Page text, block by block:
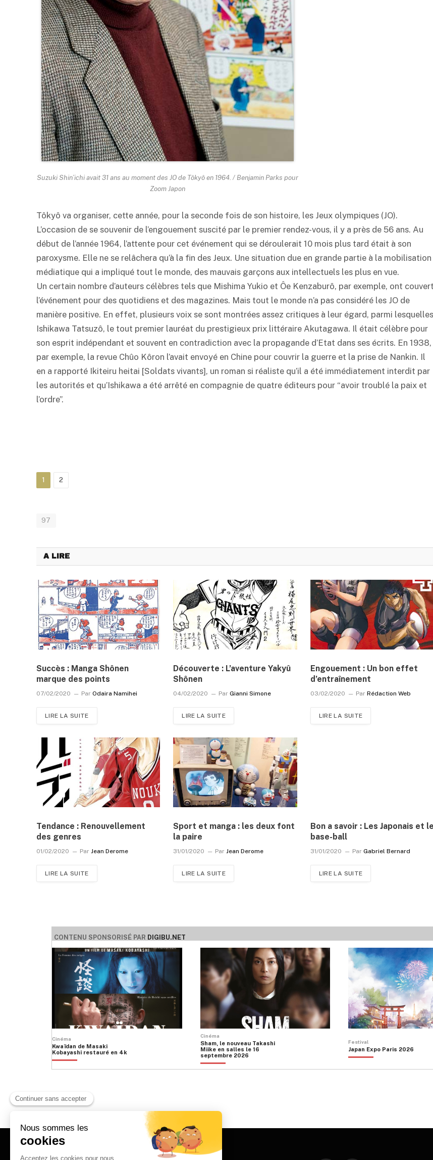
Suzuki Shin’ichi avait 31 ans au moment des JO de Tôkyô en 1964. / Benjamin Parks pour
Zoom Japon
Tôkyô va organiser, cette année, pour la seconde fois de son histoire, les Jeux olympiques (JO).
L’occasion de se souvenir de l’engouement suscité par le premier rendez-vous, il y a près de 56 ans. Au
début de l’année 1964, l’attente pour cet événement qui se déroulerait 10 mois plus tard était à son
paroxysme. Elle ne se relâchera qu’à la fin des Jeux. Une situation due en grande partie à la mobilisation
médiatique qui a impliqué tout le monde, des mauvais garçons aux intellectuels les plus en vue.
Un certain nombre d’auteurs célèbres tels que Mishima Yukio et Ôe Kenzaburô, par exemple, ont couvert
l’événement pour des quotidiens et des magazines. Mais tout le monde n’a pas considéré les JO de
manière positive. En effet, plusieurs voix se sont montrées assez critiques à leur égard, parmi lesquelles
Ishikawa Tatsuzô, le tout premier lauréat du prestigieux prix littéraire Akutagawa. Il était célèbre pour
son esprit indépendant et souvent en contradiction avec la propagande d’Etat dans ses écrits. En 1938,
par exemple, la revue Chûo Kôron l’avait envoyé en Chine pour couvrir la guerre et la prise de Nankin. Il
en a rapporté Ikiteiru heitai [Soldats vivants], un roman si réaliste qu’il a été immédiatement interdit par
les autorités et qu’Ishikawa a été arrêté en compagnie de quatre éditeurs pour “avoir troublé la paix et
l’ordre”.
1 2
97
A LIRE
Succès : Manga Shônen
marque des points
07/02/2020 Par Odaira Namihei
LIRE LA SUITE
Découverte : L’aventure Yakyû
Shônen
04/02/2020 Par Gianni Simone
LIRE LA SUITE
Engouement : Un bon effet
d’entraînement
03/02/2020 Par Rédaction Web
LIRE LA SUITE
Tendance : Renouvellement
des genres
01/02/2020 Par Jean Derome
LIRE LA SUITE
Sport et manga : les deux font
la paire
31/01/2020 Par Jean Derome
LIRE LA SUITE
Bon a savoir : Les Japonais et le
base-ball
31/01/2020 Par Gabriel Bernard
LIRE LA SUITE
CONTENU SPONSORISÉ PAR DIGIBU.NET
Cinéma
Kwaïdan de Masaki
Kobayashi restauré en 4k
Cinéma
Sham, le nouveau Takashi
Miike en salles le 16
septembre 2026
Festival
Japan Expo Paris 2026